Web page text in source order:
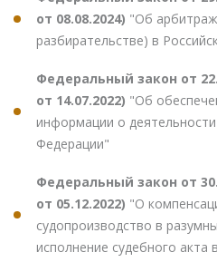
от 08.08.2024) "Об
разбирательстве) в
Федеральный закон от
от 14.07.2022) "Об
информации о
Федерации"
Федеральный закон от
от 05.12.2022) "О
судопроизводство в
исполнение судебного акта